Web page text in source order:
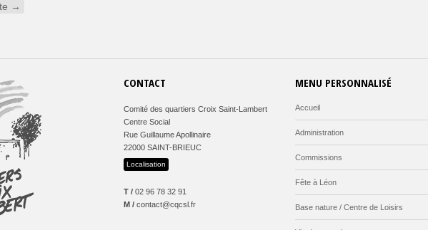
→
CONTACT
Comité des quartiers Croix Saint-Lambert
Centre Social
Rue Guillaume Apollinaire
22000 SAINT-BRIEUC
Localisation
T / 02 96 78 32 91
M / contact@cqcsl.fr
MENU PERSONNALISÉ
Accueil
Administration
Commissions
Fête à Léon
Base nature / Centre de Loisirs